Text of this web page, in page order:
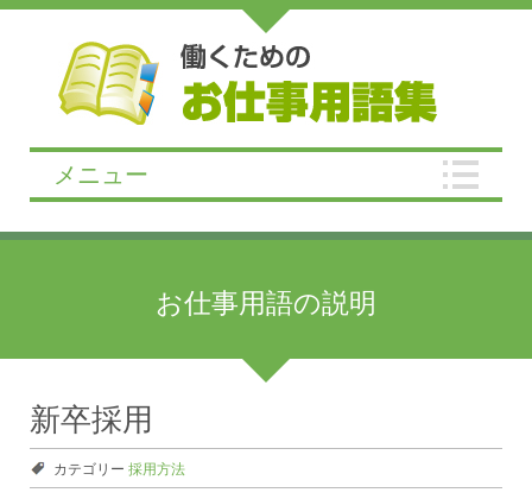
メニュー
お仕事用語の説明
新卒採用
カテゴリー 採用方法